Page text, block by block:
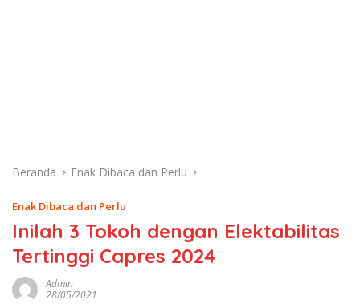
Beranda Enak Dibaca dan Perlu
Enak Dibaca dan Perlu
Inilah 3 Tokoh dengan Elektabilitas
Tertinggi Capres 2024
Admin
28/05/2021